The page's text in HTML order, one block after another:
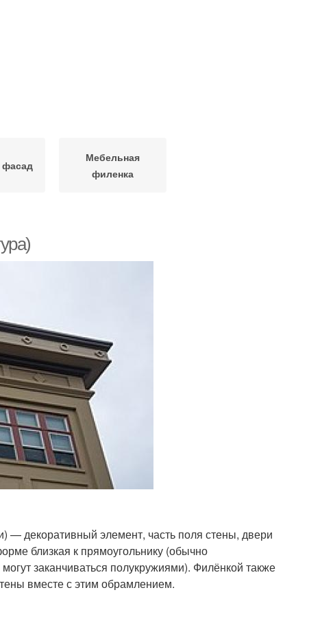
Мебельная
филенка
декоративный элемент, часть поля стены, двери
близкая к прямоугольнику (обычно
заканчиваться полукружиями). Филёнкой также
вместе с этим обрамлением.